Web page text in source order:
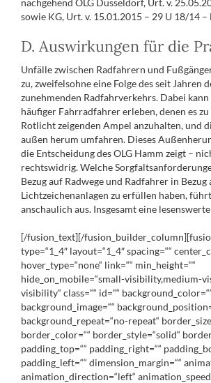
sowie KG, Urt. v. 15.01.2015 – 29 U 18/14
D. Auswirkungen für die
Unfälle zwischen Radfahrern und
zu, zweifelsohne eine Folge des seit Jahren
zunehmenden Radfahrverkehrs. Dabei
häufiger Fahrradfahrer erleben, denen es
Rotlicht zeigenden Ampel anzuhalten, und
außen herum umfahren. Dieses
die Entscheidung des OLG Hamm zeigt –
rechtswidrig. Welche
Bezug auf Radwege und Radfahrer in Bezug
Lichtzeichenanlagen zu erfüllen haben,
anschaulich aus. Insgesamt eine
[/fusion_text][/
type=“1_4″ layout=“1_4″ spacing=““
hover_type=“none“ link=““ min_height=““
hide_on_mobile=“small-visibility,medium-
visibility“ class=““ id=““
background_image=““
background_repeat=“no-repeat“
border_color=““ border_style=“solid“
padding_top=““ padding_right=““
padding_left=““ dimension_margin=““
animation_direction=“left“